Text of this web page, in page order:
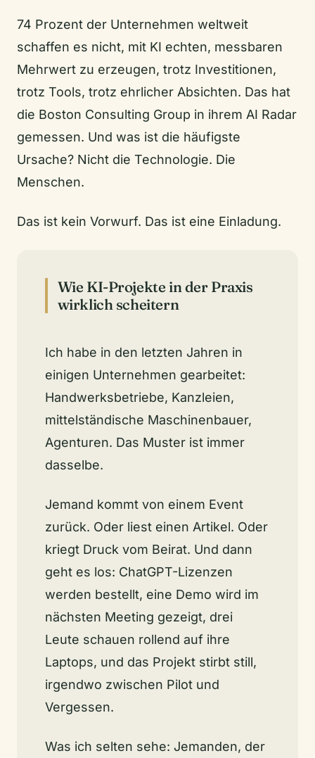
74 Prozent der Unternehmen weltweit
schaffen es nicht, mit KI echten, messbaren
Mehrwert zu erzeugen, trotz Investitionen,
trotz Tools, trotz ehrlicher Absichten. Das hat
die Boston Consulting Group in ihrem AI Radar
gemessen. Und was ist die häufigste
Ursache? Nicht die Technologie. Die
Menschen.
Das ist kein Vorwurf. Das ist eine Einladung.
Wie KI-Projekte in der Praxis
wirklich scheitern
Ich habe in den letzten Jahren in
einigen Unternehmen gearbeitet:
Handwerksbetriebe, Kanzleien,
mittelständische Maschinenbauer,
Agenturen. Das Muster ist immer
dasselbe.
Jemand kommt von einem Event
zurück. Oder liest einen Artikel. Oder
kriegt Druck vom Beirat. Und dann
geht es los: ChatGPT-Lizenzen
werden bestellt, eine Demo wird im
nächsten Meeting gezeigt, drei
Leute schauen rollend auf ihre
Laptops, und das Projekt stirbt still,
irgendwo zwischen Pilot und
Vergessen.
Was ich selten sehe: Jemanden, der